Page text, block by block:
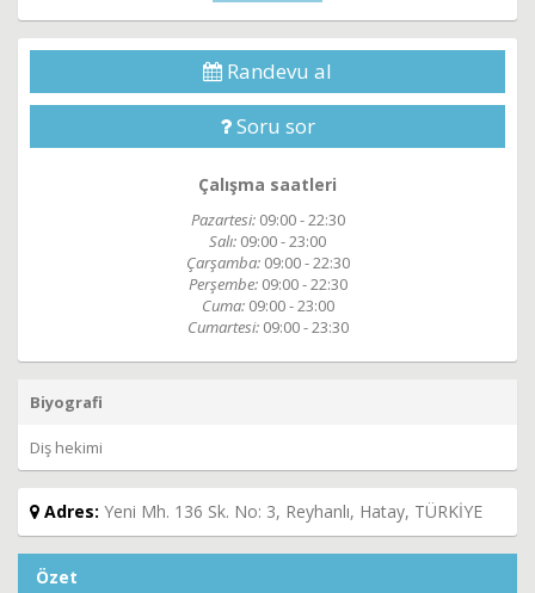
Randevu al
Soru sor
Çalışma saatleri
Pazartesi: 09:00 - 22:30
Salı: 09:00 - 23:00
Çarşamba: 09:00 - 22:30
Perşembe: 09:00 - 22:30
Cuma: 09:00 - 23:00
Cumartesi: 09:00 - 23:30
Biyografi
Diş hekimi
Adres: Yeni Mh. 136 Sk. No: 3, Reyhanlı, Hatay, TÜRKİYE
Özet